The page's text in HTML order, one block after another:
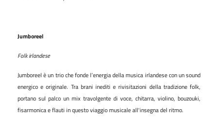
Jumboreel
Folk irlandese
Jumboreel è un trio che fonde l’energia della musica irlandese con un sound
energico e originale. Tra brani inediti e rivisitazioni della tradizione folk,
portano sul palco un mix travolgente di voce, chitarra, violino, bouzouki,
fisarmonica e flauti in questo viaggio musicale all'insegna del ritmo.